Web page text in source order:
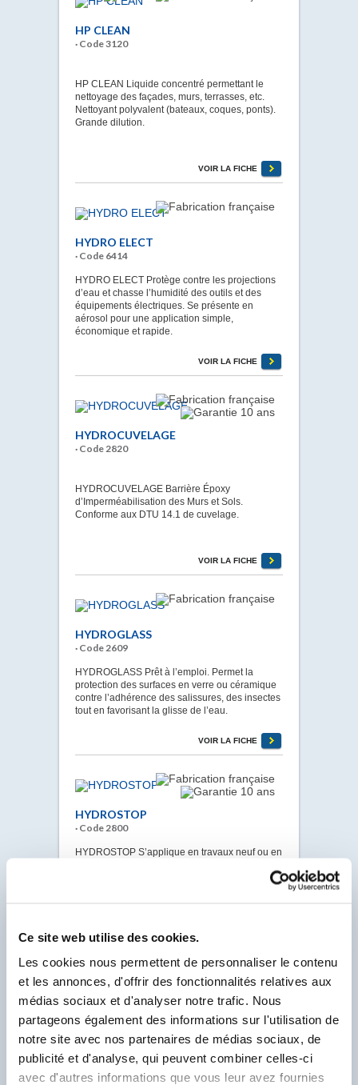
Ce site web utilise des cookies.
Les cookies nous permettent de personnaliser le contenu
et les annonces, d'offrir des fonctionnalités relatives aux
médias sociaux et d'analyser notre trafic. Nous
partageons également des informations sur l'utilisation de
notre site avec nos partenaires de médias sociaux, de
publicité et d'analyse, qui peuvent combiner celles-ci
avec d'autres informations que vous leur avez fournies
HP CLEAN
· Code 3120
HP CLEAN Liquide concentré permettant le
nettoyage des façades, murs, terrasses, etc.
Nettoyant polyvalent (bateaux, coques, ponts).
Grande dilution.
VOIR LA FICHE
HYDRO ELECT
· Code 6414
HYDRO ELECT Protège contre les projections
d’eau et chasse l’humidité des outils et des
équipements électriques. Se présente en
aérosol pour une application simple,
économique et rapide.
VOIR LA FICHE
HYDROCUVELAGE
· Code 2820
HYDROCUVELAGE Barrière Époxy
d’Imperméabilisation des Murs et Sols.
Conforme aux DTU 14.1 de cuvelage.
VOIR LA FICHE
HYDROGLASS
· Code 2609
HYDROGLASS Prêt à l’emploi. Permet la
protection des surfaces en verre ou céramique
contre l’adhérence des salissures, des insectes
tout en favorisant la glisse de l’eau.
VOIR LA FICHE
HYDROSTOP
· Code 2800
HYDROSTOP S’applique en travaux neuf ou en
poussées d’eau négative ou positive. Travaux
VOIR LA FICHE
HYDROSTOP NOIR
· Code 2901
HYDROSTOP NOIR est une poudre destinée à